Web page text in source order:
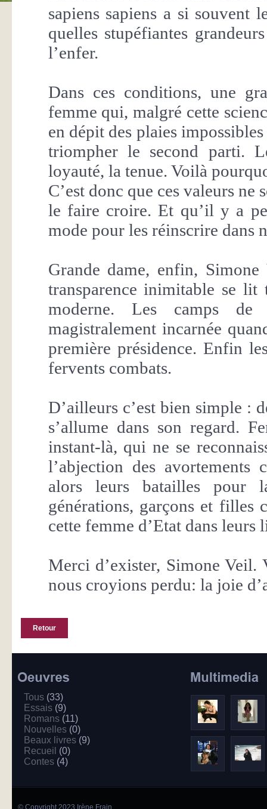
sapiens sapiens a si souvent
quelles stupéfiantes
l’enfer.
Dans ces conditions, une
femme qui, malgré cette
en dépit des plaies
triompher le second parti.
loyauté, la tenue. Voilà
C’est donc que ces valeurs ne
le faire croire. Et qu’il y a
mode pour les réinscrire
Grande dame, enfin,
transparence inimitable se
moderne. Les camps
magistralement incarnée
première présidence. Enfin
fervents combats.
D’ailleurs c’est bien simple :
s’allume dans son regard.
instant-là, qui ne se
l’abjection des
alors leurs batailles pour
générations, garçons et filles
cette femme d’Etat dans leurs
Merci d’exister, Simone Veil.
nous croyions perdu: la joie
Retour
Tous (33)
Essais (9)
Romans (11)
Nouvelles (0)
Beaux livres (9)
Recueil (0)
Contes (4)
© Copyright 2023 Irène Frain.